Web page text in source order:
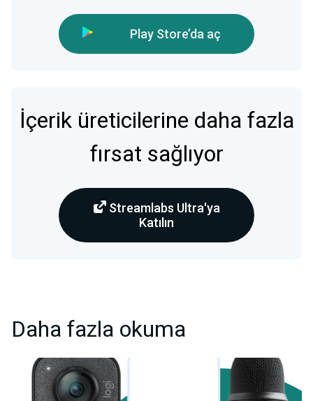
Play Store’da aç
İçerik üreticilerine daha fazla
fırsat sağlıyor
Streamlabs Ultra'ya
Katılın
Daha fazla okuma